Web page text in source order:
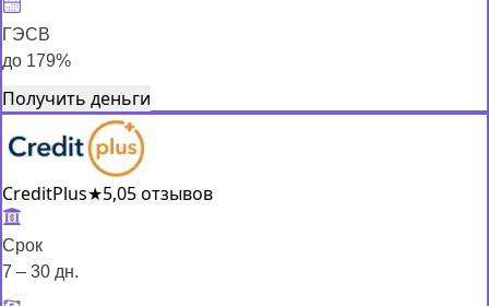
ГЭСВ
до 179%
Получить деньги
CreditPlus★5,05 отзывов
Срок
7 – 30 дн.